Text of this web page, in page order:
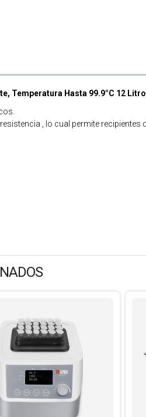
Temperatura Hasta 99.9°C 12
, lo cual permite recipientes